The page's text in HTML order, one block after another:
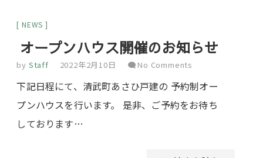
NEWS
オープンハウス開催のお知らせ
by Staff 2022年2月10日 No Comments
下記日程にて、清武町あさひ戸建の 予約制オー
プンハウスを行います。 是非、ご予約をお待ち
しております…